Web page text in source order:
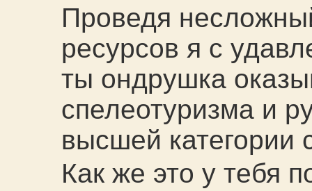
Проведя
ресурсов я с
ты ондрушка
спелеотуризма и
высшей категории
Как же это у тебя